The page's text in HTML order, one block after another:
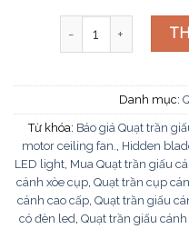
Quạt trần giấu cánh
Danh mục:
Từ khóa: Báo giá Quạt trần
motor ceiling fan., Hidden
LED light, Mua Quạt trần giấu
cánh xòe cụp, Quạt trần cụp
cánh cao cấp, Quạt trần giấu
có đèn led, Quạt trần giấu